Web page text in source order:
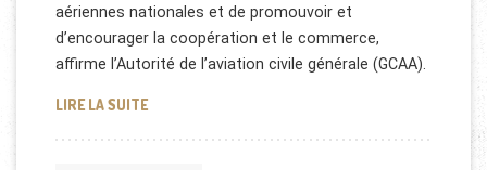
aériennes nationales et de promouvoir et
d’encourager la coopération et le commerce,
affirme l’Autorité de l’aviation civile générale (GCAA).
LIRE LA SUITETRANSPORT AÉRIEN: PARTENARIAT ENTRE LES